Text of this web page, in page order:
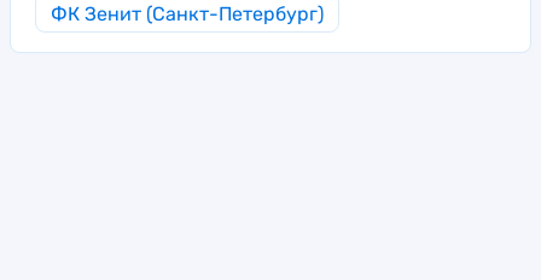
ФК Зенит (Санкт-Петербург)